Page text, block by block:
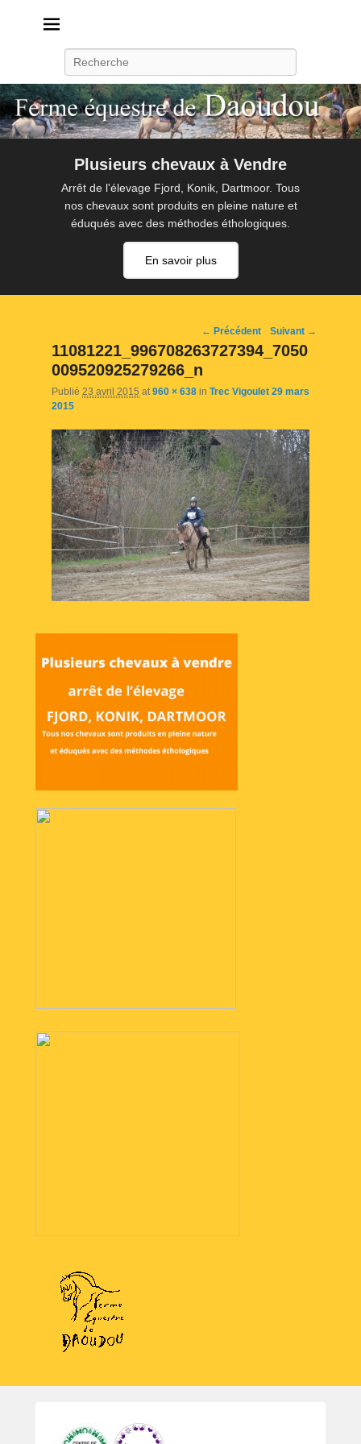
Plusieurs chevaux à Vendre
Arrêt de l'élevage Fjord, Konik, Dartmoor. Tous
nos chevaux sont produits en pleine nature et
éduqués avec des méthodes éthologiques.
En savoir plus
Navigation
d'image
← Précédent Suivant →
11081221_996708263727394_7050
009520925279266_n
Publié 23 avril 2015 at 960 × 638 in Trec Vigoulet 29 mars
2015